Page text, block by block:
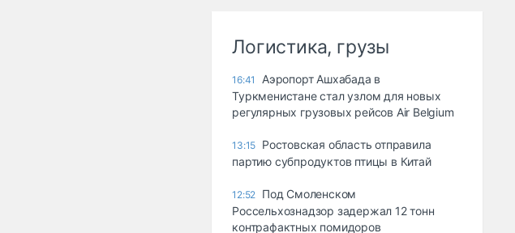
Логистика, грузы
16:41
Аэропорт Ашхабада в
Туркменистане стал узлом для новых
регулярных грузовых рейсов Air Belgium
13:15 Ростовская область отправила
партию субпродуктов птицы в Китай
12:52 Под Смоленском
Россельхознадзор задержал 12 тонн
контрафактных помидоров